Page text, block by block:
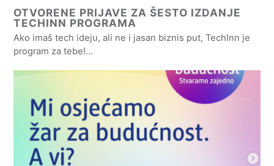
OTVORENE PRIJAVE ZA ŠESTO IZDANJE
TECHINN PROGRAMA
Ako imaš tech ideju, ali ne i jasan biznis put, TechInn je
program za tebe!…